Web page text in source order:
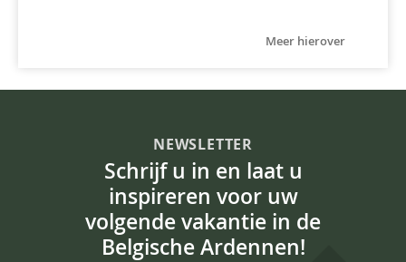
Meer hierover
NEWSLETTER
Schrijf u in en laat u
inspireren voor uw
volgende vakantie in de
Belgische Ardennen!